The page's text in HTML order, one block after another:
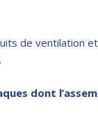
de ventilation
dont